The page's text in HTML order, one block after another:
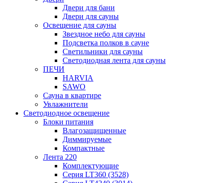
Двери для бани
Двери для сауны
Освещение для сауны
Звездное небо для сауны
Подсветка полков в сауне
Светильники для сауны
Светодиодная лента для сауны
ПЕЧИ
HARVIA
SAWO
Сауна в квартире
Увлажнители
Светодиодное освещение
Блоки питания
Влагозащищенные
Диммируемые
Компактные
Лента 220
Комплектующие
Серия LT360 (3528)